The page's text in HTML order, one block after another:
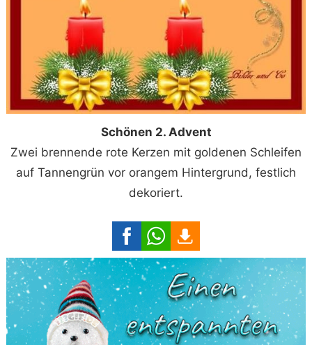
Schönen 2. Advent
Zwei brennende rote Kerzen mit goldenen Schleifen
auf Tannengrün vor orangem Hintergrund, festlich
dekoriert.